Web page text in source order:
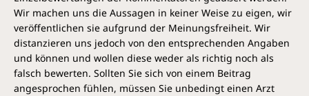
Wir machen uns die Aussagen in keiner Weise zu eigen, wir
veröffentlichen sie aufgrund der Meinungsfreiheit. Wir
distanzieren uns jedoch von den entsprechenden Angaben
und können und wollen diese weder als richtig noch als
falsch bewerten. Sollten Sie sich von einem Beitrag
angesprochen fühlen, müssen Sie unbedingt einen Arzt